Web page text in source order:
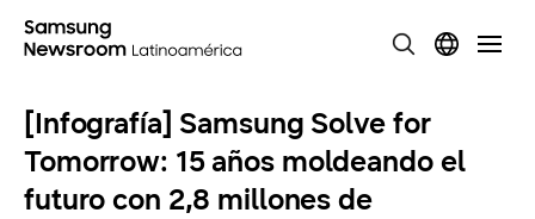
[Infografía] Samsung Solve for
Tomorrow: 15 años moldeando el
futuro con 2,8 millones de